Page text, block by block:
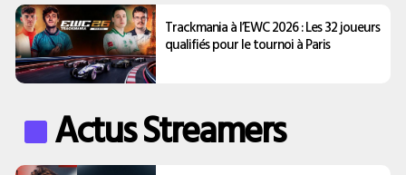
Trackmania à l’EWC 2026 : Les 32 joueurs
qualifiés pour le tournoi à Paris
Actus Streamers